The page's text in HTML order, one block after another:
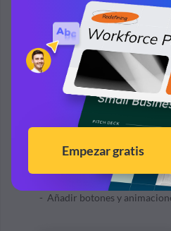
¿Listo para crear su
por arte de magia?
Agregue su propio
texto,
Personaliza los colores, las
Elija entre cientos de
diapositivas
Añadir botones y